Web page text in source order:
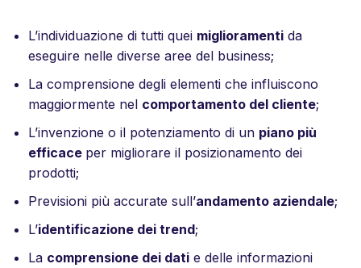
L’individuazione di tutti quei miglioramenti da
eseguire nelle diverse aree del business;
La comprensione degli elementi che influiscono
maggiormente nel comportamento del cliente;
L’invenzione o il potenziamento di un piano più
efficace per migliorare il posizionamento dei
prodotti;
Previsioni più accurate sull’andamento aziendale;
L’identificazione dei trend;
La comprensione dei dati e delle informazioni